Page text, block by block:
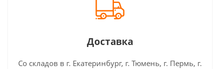
Доставка
Со складов в г. Екатеринбург, г. Тюмень, г. Пермь, г.